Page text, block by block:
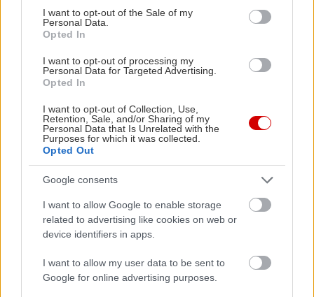
consent section.
I want to opt-out of the Sale of my
Personal Data.
Opted In
I want to opt-out of processing my
Personal Data for Targeted Advertising.
Opted In
I want to opt-out of Collection, Use,
Retention, Sale, and/or Sharing of my
Personal Data that Is Unrelated with the
Purposes for which it was collected.
Opted Out
Google consents
I want to allow Google to enable storage
related to advertising like cookies on web or
device identifiers in apps.
I want to allow my user data to be sent to
Google for online advertising purposes.